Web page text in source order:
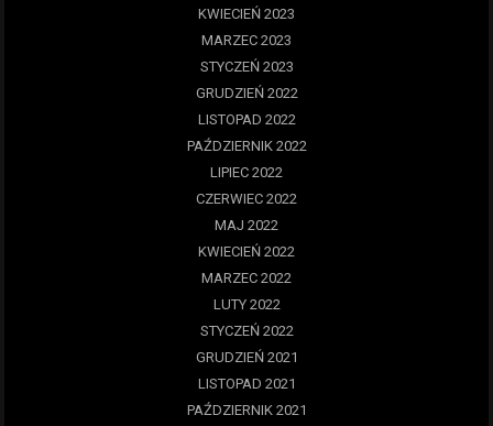
KWIECIEŃ 2023
MARZEC 2023
STYCZEŃ 2023
GRUDZIEŃ 2022
LISTOPAD 2022
PAŹDZIERNIK 2022
LIPIEC 2022
CZERWIEC 2022
MAJ 2022
KWIECIEŃ 2022
MARZEC 2022
LUTY 2022
STYCZEŃ 2022
GRUDZIEŃ 2021
LISTOPAD 2021
PAŹDZIERNIK 2021